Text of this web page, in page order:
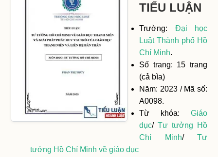
TIỂU LUẬN
Trường: Đại học
Luật Thành phố Hồ
Chí Minh.
Số trang: 15 trang
(cả bìa)
Năm: 2023 / Mã số:
A0098.
Từ khóa: Giáo
dục/Tư tưởng Hồ
Chí Minh/ Tư
tưởng Hồ Chí Minh về giáo dục